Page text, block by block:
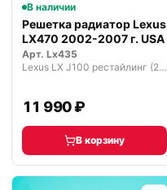
В наличии
Решетка радиатор Lexus
LX470 2002-2007 г. USA
Арт. Lx435
Lexus LX J100 рестайлинг (2002—2007)
11 990 ₽
В корзину